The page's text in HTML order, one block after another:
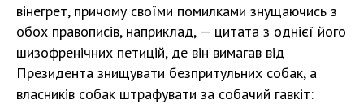
вінегрет, причому своїми помилками знущаючись з
обох правописів, наприклад, — цитата з однієї його
шизофренічних петицій, де він вимагав від
Президента знищувати безпритульних собак, а
власників собак штрафувати за собачий гавкіт: